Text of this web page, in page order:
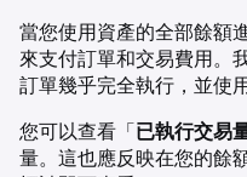
當您使用資產的全部餘額
來支付訂單和交易費用。
訂單幾乎完全執行，並使
您可以查看「已執行交易
量。這也應反映在您的餘